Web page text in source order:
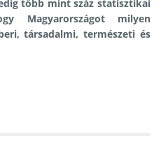
több mint száz statisztikai
Magyarországot milyen
társadalmi, természeti és